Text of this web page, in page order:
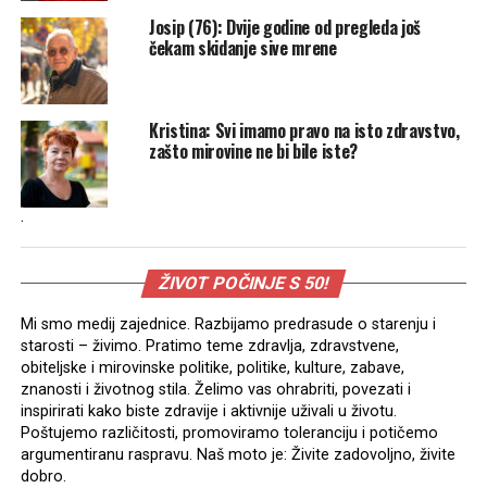
Josip (76): Dvije godine od pregleda još
čekam skidanje sive mrene
Kristina: Svi imamo pravo na isto zdravstvo,
zašto mirovine ne bi bile iste?
.
ŽIVOT POČINJE S 50!
Mi smo medij zajednice. Razbijamo predrasude o starenju i
starosti – živimo. Pratimo teme zdravlja, zdravstvene,
obiteljske i mirovinske politike, politike, kulture, zabave,
znanosti i životnog stila. Želimo vas ohrabriti, povezati i
inspirirati kako biste zdravije i aktivnije uživali u životu.
Poštujemo različitosti, promoviramo toleranciju i potičemo
argumentiranu raspravu. Naš moto je: Živite zadovoljno, živite
dobro.